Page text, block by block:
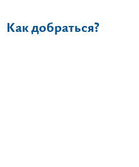
Как добраться?